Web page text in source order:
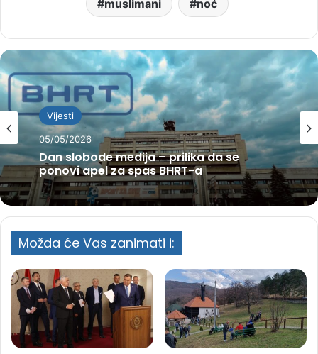
muslimani noć
Vijesti
05/05/2026
Dan slobode medija – prilika da se
ponovi apel za spas BHRT-a
Možda će Vas zanimati i: